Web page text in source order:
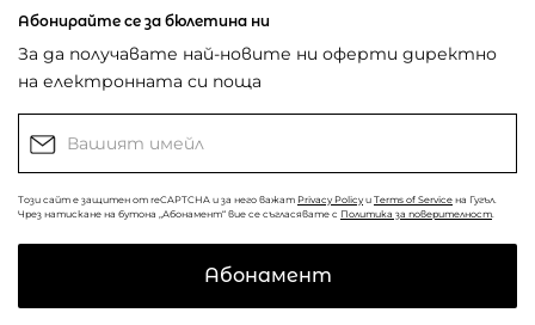
Абонирайте се за бюлетина ни
За да получавате най-новите ни оферти директно
на електронната си поща
Този сайт е защитен от reCAPTCHA и за него важат Privacy Policy и Terms of Service на Гугъл.
Чрез натискане на бутона „Абонамент“ вие се съгласявате с Политика за поверителност
Абонамент